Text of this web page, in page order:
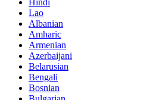
Hindi
Lao
Albanian
Amharic
Armenian
Azerbaijani
Belarusian
Bengali
Bosnian